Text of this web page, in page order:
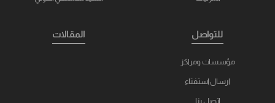
للتواصل
مؤسسات ومراكز
ارسال استفتاء
اتصل بنا
المقالات